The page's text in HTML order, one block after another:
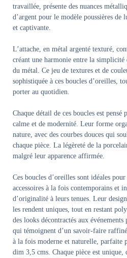
travaillée, présente des nuances
d’argent pour le modèle poussières de
et captivante.
L’attache, en métal argenté texturé,
créant une harmonie entre la
du métal. Ce jeu de textures et de
sophistiquée à ces boucles d’oreilles,
porter au quotidien.
Chaque détail de ces boucles est
calme et de modernité. Leur forme
nature, avec des courbes douces qui
chaque pièce. La légèreté de la
malgré leur apparence affirmée.
Ces boucles d’oreilles sont idéales
accessoires à la fois contemporains et
d’originalité à leurs tenues. Leur
les rendent uniques, tout en restant
des looks décontractés aux
qui témoignent d’un savoir-faire
à la fois moderne et naturelle, parfaite
dim 3,5 cms. Chaque pièce est unique,